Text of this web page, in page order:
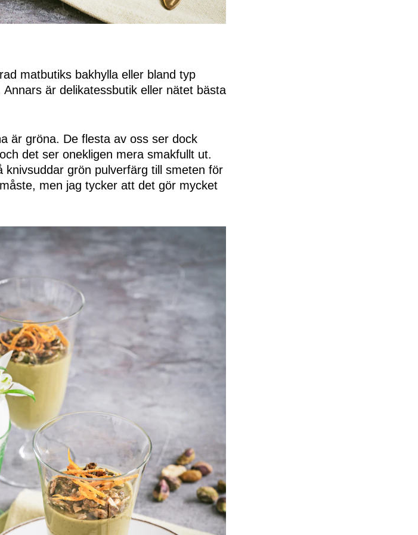
matbutiks bakhylla eller bland typ
är delikatessbutik eller nätet bästa
är gröna. De flesta av oss ser dock
det ser onekligen mera smakfullt ut.
grön pulverfärg till smeten för
men jag tycker att det gör mycket